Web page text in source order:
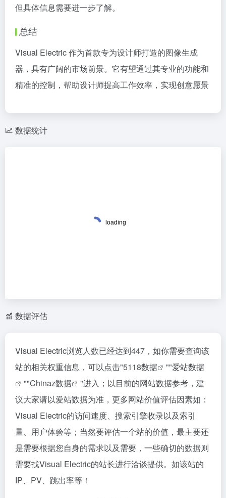
但具体信息需要进一步了解。
总结
Visual Electric 作为首款专为设计师打造的图像生成
器，具有广阔的市场前景。它有望通过其专业的功能和
精准的控制，帮助设计师提高工作效率，实现创意愿景
数据统计
数据评估
Visual Electric浏览人数已经达到447，如你需要查询该
站的相关权重信息，可以点击"5118数据 ""爱站数据
""Chinaz数据
"进入；以目前的网站数据参考，建
议大家请以爱站数据为准，更多网站价值评估因素如：
Visual Electric的访问速度、搜索引擎收录以及索引
量、用户体验等；当然要评估一个站的价值，最主要还
是需要根据您自身的需求以及需要，一些确切的数据则
需要找Visual Electric的站长进行洽谈提供。如该站的
IP、PV、跳出率等！